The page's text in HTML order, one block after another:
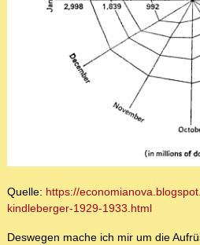
Quelle: https://
kindleberger-1929-1933.html
Deswegen mache ich mir um die